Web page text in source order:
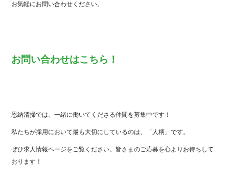
お気軽にお問い合わせください。
お問い合わせはこちら！
恩納清掃では、一緒に働いてくださる仲間を募集中です！
私たちが採用において最も大切にしているのは、「人柄」です。
ぜひ求人情報ページをご覧ください。皆さまのご応募を心よりお待ちして
おります！